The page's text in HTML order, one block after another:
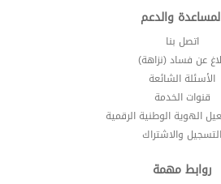
والدعم
اتصل بنا
عن فساد (نزاهة)
الأسئلة الشائعة
قنوات الخدمة
الهوية الوطنية الرقمية
التسجيل والاشتراك
روابط مهمة